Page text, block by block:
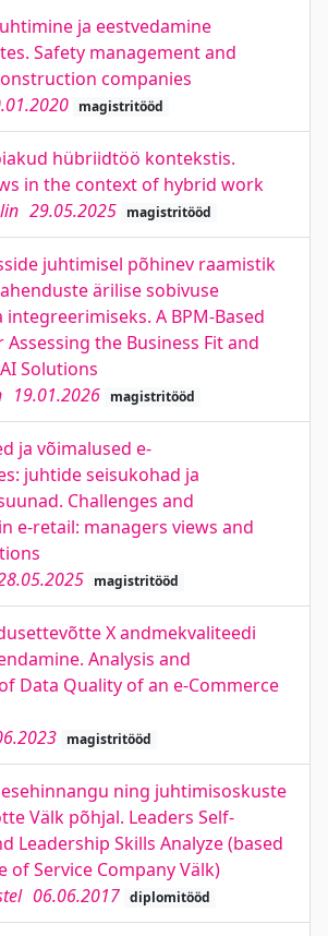
ja eestvedamine
Safety management and
companies
magistritööd
hübriidtöö kontekstis.
in the context of hybrid work
29.05.2025 magistritööd
juhtimisel põhinev raamistik
ärilise sobivuse
A BPM-Based
the Business Fit and
Solutions
19.01.2026 magistritööd
ja võimalused e-
juhtide seisukohad ja
Challenges and
e-retail: managers views and
magistritööd
X andmekvaliteedi
Analysis and
Data Quality of an e-Commerce
magistritööd
ning juhtimisoskuste
Välk põhjal. Leaders Self-
Leadership Skills Analyze (based
of Service Company Välk)
06.06.2017 diplomitööd